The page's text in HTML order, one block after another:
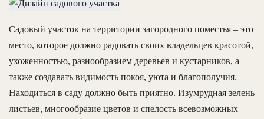
Садовый участок на территории загородного поместья – это
место, которое должно радовать своих владельцев красотой,
ухоженностью, разнообразием деревьев и кустарников, а
также создавать видимость покоя, уюта и благополучия.
Находиться в саду должно быть приятно. Изумрудная зелень
листьев, многообразие цветов и спелость всевозможных